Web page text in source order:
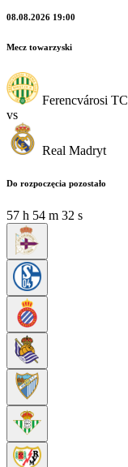
08.08.2026 19:00
Mecz towarzyski
Ferencvárosi TC
vs
Real Madryt
Do rozpoczęcia pozostało
57 h 54 m 30 s